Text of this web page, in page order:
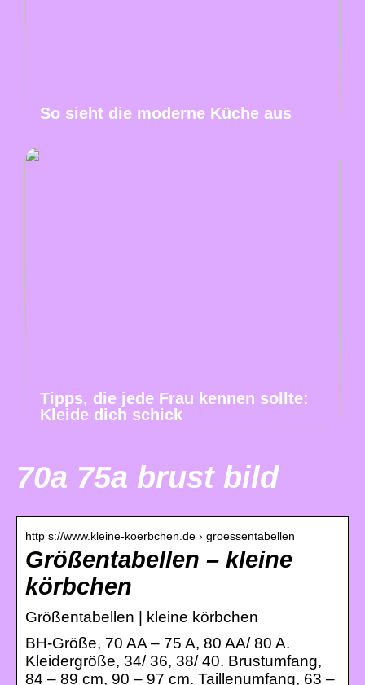
So sieht die moderne Küche aus
Tipps, die jede Frau kennen sollte:
Kleide dich schick
70a 75a brust bild
http s://www.kleine-koerbchen.de › groessentabellen
Größentabellen – kleine
körbchen
Größentabellen | kleine körbchen
BH-Größe, 70 AA – 75 A, 80 AA/ 80 A.
Kleidergröße, 34/ 36, 38/ 40. Brustumfang,
84 – 89 cm, 90 – 97 cm. Taillenumfang, 63 –